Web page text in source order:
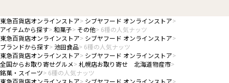
東急百貨店オンラインストア
シブヤフード オンラインストア
アイテムから探す 和菓子 その他
6種の人気ナッツ
東急百貨店オンラインストア
シブヤフード オンラインストア
ブランドから探す
池田食品
6種の人気ナッツ
東急百貨店オンラインストア
シブヤフード オンラインストア
全国からお取り寄せグルメ
札幌店お取り寄せ 北海道物産市
銘菓・スイーツ
6種の人気ナッツ
東急百貨店オンラインストア
シブヤフード オンラインストア